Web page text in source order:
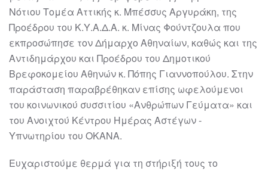
Νότιου Τομέα Αττικής κ. Μπέσσυς Αργυράκη, της
Προέδρου του Κ.Υ.Α.Δ.Α. κ. Μίνας Φούντζουλα που
εκπροσώπησε τον Δήμαρχο Αθηναίων, καθώς και της
Αντιδημάρχου και Προέδρου του Δημοτικού
Βρεφοκομείου Αθηνών κ. Πόπης Γιαννοπούλου. Στην
παράσταση παραβρέθηκαν επίσης ωφελούμενοι
του κοινωνικού συσσιτίου «Ανθρώπων Γεύματα» και
του Ανοιχτού Κέντρου Ημέρας Αστέγων -
Υπνωτηρίου του ΟΚΑΝΑ.
Ευχαριστούμε θερμά για τη στήριξή τους το